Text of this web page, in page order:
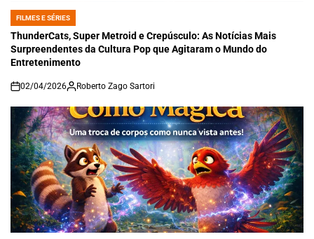
POSTED
IN
FILMES E SÉRIES
ThunderCats, Super Metroid e Crepúsculo: As Notícias Mais
Surpreendentes da Cultura Pop que Agitaram o Mundo do
Entretenimento
on
02/04/2026 Roberto Zago Sartori